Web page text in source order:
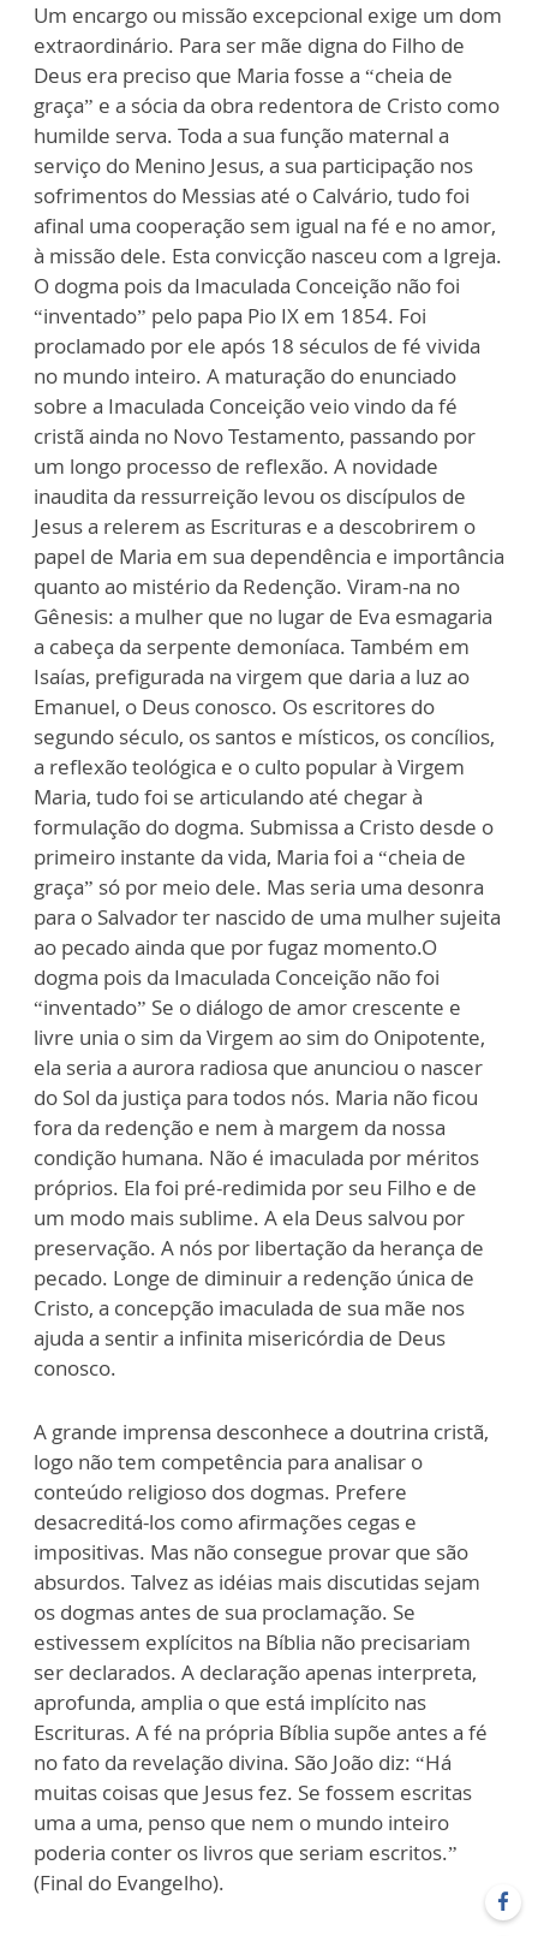
Um encargo ou missão excepcional exige um dom
extraordinário. Para ser mãe digna do Filho de
Deus era preciso que Maria fosse a “cheia de
graça” e a sócia da obra redentora de Cristo como
humilde serva. Toda a sua função maternal a
serviço do Menino Jesus, a sua participação nos
sofrimentos do Messias até o Calvário, tudo foi
afinal uma cooperação sem igual na fé e no amor,
à missão dele. Esta convicção nasceu com a Igreja.
O dogma pois da Imaculada Conceição não foi
“inventado” pelo papa Pio IX em 1854. Foi
proclamado por ele após 18 séculos de fé vivida
no mundo inteiro. A maturação do enunciado
sobre a Imaculada Conceição veio vindo da fé
cristã ainda no Novo Testamento, passando por
um longo processo de reflexão. A novidade
inaudita da ressurreição levou os discípulos de
Jesus a relerem as Escrituras e a descobrirem o
papel de Maria em sua dependência e importância
quanto ao mistério da Redenção. Viram-na no
Gênesis: a mulher que no lugar de Eva esmagaria
a cabeça da serpente demoníaca. Também em
Isaías, prefigurada na virgem que daria a luz ao
Emanuel, o Deus conosco. Os escritores do
segundo século, os santos e místicos, os concílios,
a reflexão teológica e o culto popular à Virgem
Maria, tudo foi se articulando até chegar à
formulação do dogma. Submissa a Cristo desde o
primeiro instante da vida, Maria foi a “cheia de
graça” só por meio dele. Mas seria uma desonra
para o Salvador ter nascido de uma mulher sujeita
ao pecado ainda que por fugaz momento.O
dogma pois da Imaculada Conceição não foi
“inventado” Se o diálogo de amor crescente e
livre unia o sim da Virgem ao sim do Onipotente,
ela seria a aurora radiosa que anunciou o nascer
do Sol da justiça para todos nós. Maria não ficou
fora da redenção e nem à margem da nossa
condição humana. Não é imaculada por méritos
próprios. Ela foi pré-redimida por seu Filho e de
um modo mais sublime. A ela Deus salvou por
preservação. A nós por libertação da herança de
pecado. Longe de diminuir a redenção única de
Cristo, a concepção imaculada de sua mãe nos
ajuda a sentir a infinita misericórdia de Deus
conosco.
A grande imprensa desconhece a doutrina cristã,
logo não tem competência para analisar o
conteúdo religioso dos dogmas. Prefere
desacreditá-los como afirmações cegas e
impositivas. Mas não consegue provar que são
absurdos. Talvez as idéias mais discutidas sejam
os dogmas antes de sua proclamação. Se
estivessem explícitos na Bíblia não precisariam
ser declarados. A declaração apenas interpreta,
aprofunda, amplia o que está implícito nas
Escrituras. A fé na própria Bíblia supõe antes a fé
no fato da revelação divina. São João diz: “Há
muitas coisas que Jesus fez. Se fossem escritas
uma a uma, penso que nem o mundo inteiro
poderia conter os livros que seriam escritos.”
(Final do Evangelho).